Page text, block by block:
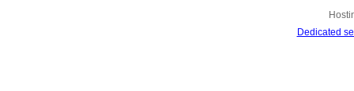
Dedicated